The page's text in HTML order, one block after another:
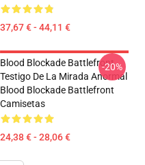
37,67 € - 44,11 €
Blood Blockade Battlefront
Testigo De La Mirada Anormal
Blood Blockade Battlefront
Camisetas
24,38 € - 28,06 €
-20%